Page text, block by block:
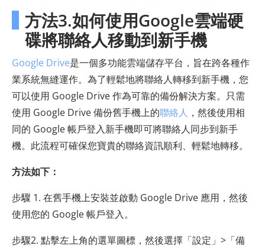
方法3.如何使用Google雲端硬
碟將聯絡人移動到新手機
Google Drive是一個多功能雲端儲存平台，旨在跨各種作
業系統無縫運作。為了輕鬆地將聯絡人轉移到新手機，您
可以使用 Google Drive 作為可靠的備份解決方案。只需
使用 Google Drive 備份舊手機上的聯絡人 ，然後使用相
同的 Google 帳戶登入新手機即可將聯絡人同步到新手
機。此流程可確保您寶貴的聯絡資訊順利、輕鬆地轉移。
方法如下：
步驟 1. 在舊手機上安裝並啟動 Google Drive 應用，然後
使用您的 Google 帳戶登入。
步驟2. 點擊左上角的選單圖標，然後選擇「設定」>「備